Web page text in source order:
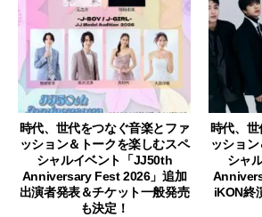
時代、世代をつなぐ音楽とファ
ッション＆トークを楽しむスペ
シャルイベント「JJ50th
Anniversary Fest 2026」追加
出演者発表＆チケット一般発売
も決定！
時代、
ッショ
シャ
iKON終